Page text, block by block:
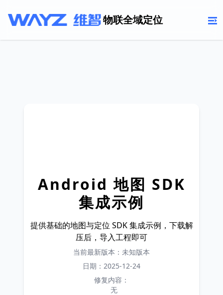
物联全域定位
Android 地图 SDK
集成示例
提供基础的地图与定位 SDK 集成示例，下载解
压后，导入工程即可
当前最新版本：未知版本
日期：2025-12-24
修复内容：
无